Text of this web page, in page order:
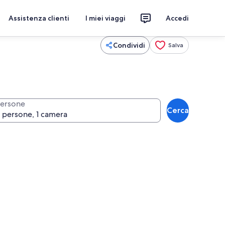
Assistenza clienti I miei viaggi Accedi
Condividi Salva
Cerca